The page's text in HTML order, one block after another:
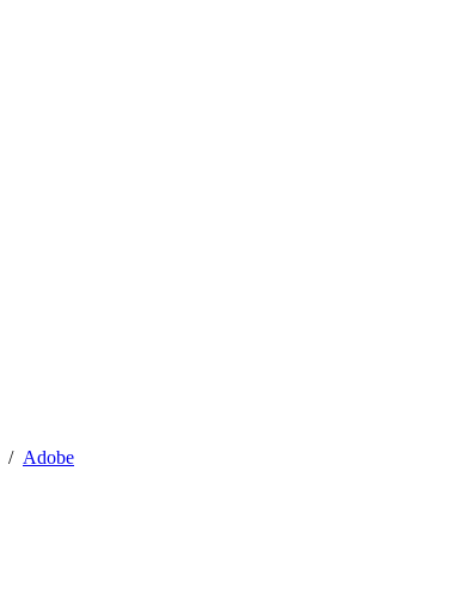
Adobe